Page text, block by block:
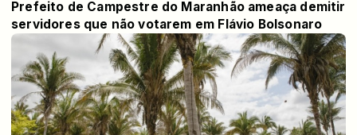
Prefeito de Campestre do Maranhão ameaça demitir
servidores que não votarem em Flávio Bolsonaro